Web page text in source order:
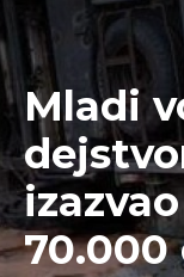
Mladi
70.000